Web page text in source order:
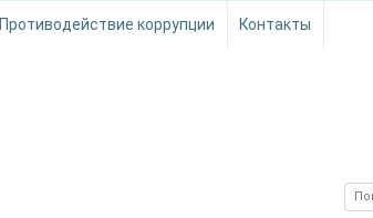
Противодействие коррупции Контакты